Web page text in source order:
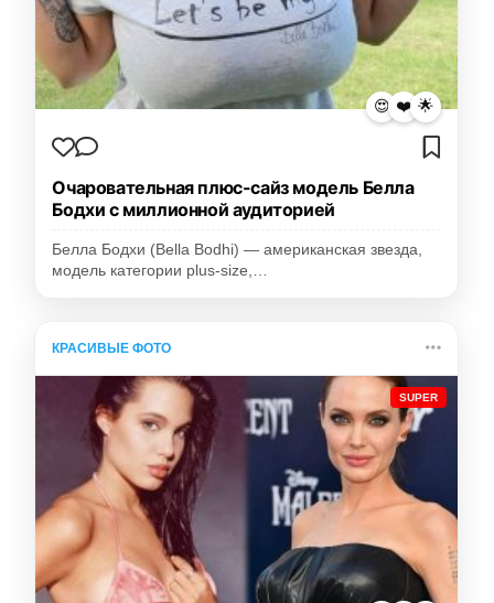
😍 ❤️ 🌟
Очаровательная плюс-сайз модель Белла
Бодхи с миллионной аудиторией
Белла Бодхи (Bella Bodhi) — американская звезда,
модель категории plus-size,…
КРАСИВЫЕ ФОТО
SUPER